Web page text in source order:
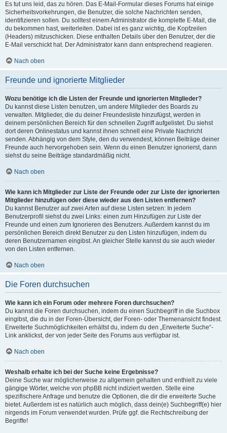
Es tut uns leid, das zu hören. Das E-Mail-Formular dieses Forums hat einige
Sicherheitsvorkehrungen, die Benutzer, die solche Nachrichten senden,
identifizieren sollen. Du solltest einem Administrator die komplette E-Mail, die
du bekommen hast, weiterleiten. Dabei ist es ganz wichtig, die Kopfzeilen
(Headers) mitzuschicken. Diese enthalten Details über den Benutzer, der die
E-Mail verschickt hat. Der Administrator kann dann entsprechend reagieren.
Nach oben
Freunde und ignorierte Mitglieder
Wozu benötige ich die Listen der Freunde und ignorierten Mitglieder?
Du kannst diese Listen benutzen, um andere Mitglieder des Boards zu
verwalten. Mitglieder, die du deiner Freundesliste hinzufügst, werden in
deinem persönlichen Bereich für den schnellen Zugriff aufgelistet. Du siehst
dort deren Onlinestatus und kannst ihnen schnell eine Private Nachricht
senden. Abhängig von dem Style, den du verwendest, können Beiträge deiner
Freunde auch hervorgehoben sein. Wenn du einen Benutzer ignorierst, dann
siehst du seine Beiträge standardmäßig nicht.
Nach oben
Wie kann ich Mitglieder zur Liste der Freunde oder zur Liste der ignorierten
Mitglieder hinzufügen oder diese wieder aus den Listen entfernen?
Du kannst Benutzer auf zwei Arten auf diese Listen setzen: In jedem
Benutzerprofil siehst du zwei Links: einen zum Hinzufügen zur Liste der
Freunde und einen zum Ignorieren des Benutzers. Außerdem kannst du im
persönlichen Bereich direkt Benutzer zu den Listen hinzufügen, indem du
deren Benutzernamen eingibst. An gleicher Stelle kannst du sie auch wieder
von den Listen entfernen.
Nach oben
Die Foren durchsuchen
Wie kann ich ein Forum oder mehrere Foren durchsuchen?
Du kannst die Foren durchsuchen, indem du einen Suchbegriff in die Suchbox
eingibst, die du in der Foren-Übersicht, der Foren- oder Themenansicht findest.
Erweiterte Suchmöglichkeiten erhältst du, indem du den „Erweiterte Suche“-
Link anklickst, der von jeder Seite des Forums aus verfügbar ist.
Nach oben
Weshalb erhalte ich bei der Suche keine Ergebnisse?
Deine Suche war möglicherweise zu allgemein gehalten und enthielt zu viele
gängige Wörter, welche von phpBB nicht indiziert werden. Stelle eine
spezifischere Anfrage und benutze die Optionen, die dir die erweiterte Suche
bietet. Außerdem ist es natürlich auch möglich, dass dein(e) Suchbegriff(e) hier
nirgends im Forum verwendet wurden. Prüfe ggf. die Rechtschreibung der
Begriffe!